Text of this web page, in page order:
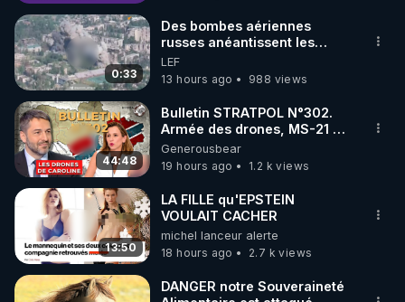
0:33
Des bombes aériennes
russes anéantissent les
centres de contrôle de
drones de 3 brigades
ukrainienne
LEF
13 hours ago
988 views
44:48
Bulletin STRATPOL N°302.
Armée des drones, MS-21 en
série, missiles coréens.
07.08.2026.
Generousbear
19 hours ago
1.2 k views
13:50
LA FILLE qu'EPSTEIN
VOULAIT CACHER
michel lanceur alerte
18 hours ago
2.7 k views
DANGER notre Souveraineté